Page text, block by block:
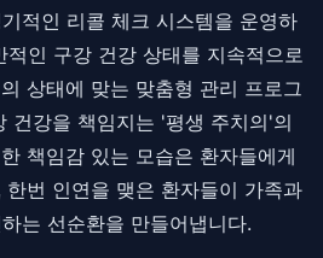
적인 리콜 체크 시스템을 운영하
인 구강 건강 상태를 지속적으로
상태에 맞는 맞춤형 관리 프로그
건강을 책임지는 '평생 주치의'의
책임감 있는 모습은 환자들에게
번 인연을 맺은 환자들이 가족과
는 선순환을 만들어냅니다.